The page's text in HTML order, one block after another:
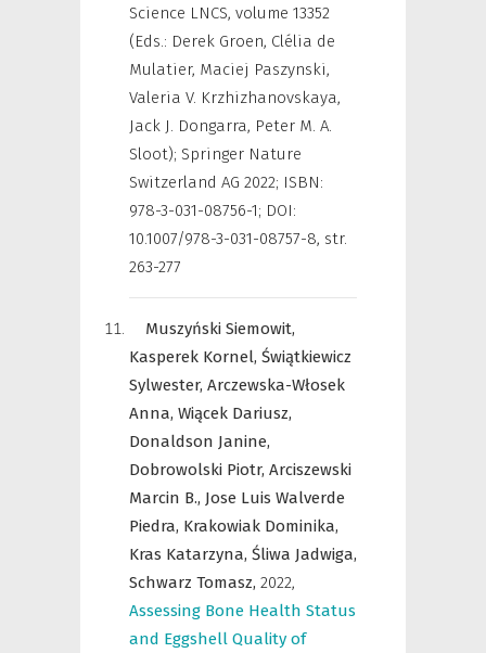
Science LNCS, volume 13352
(Eds.: Derek Groen, Clélia de
Mulatier, Maciej Paszynski,
Valeria V. Krzhizhanovskaya,
Jack J. Dongarra, Peter M. A.
Sloot); Springer Nature
Switzerland AG 2022; ISBN:
978-3-031-08756-1; DOI:
10.1007/978-3-031-08757-8, str.
263-277
Muszyński Siemowit,
Kasperek Kornel, Świątkiewicz
Sylwester, Arczewska-Włosek
Anna, Wiącek Dariusz,
Donaldson Janine,
Dobrowolski Piotr, Arciszewski
Marcin B., Jose Luis Walverde
Piedra, Krakowiak Dominika,
Kras Katarzyna, Śliwa Jadwiga,
Schwarz Tomasz, 2022,
Assessing Bone Health Status
and Eggshell Quality of